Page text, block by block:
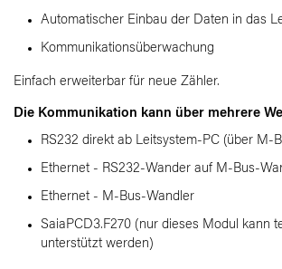
Automatischer Einbau der Daten in das
Kommunikationsüberwachung
Einfach erweiterbar für neue Zähler.
Die Kommunikation kann über mehrere
RS232 direkt ab Leitsystem-PC (über M-
Ethernet - RS232-Wander auf M-Bus-
Ethernet - M-Bus-Wandler
SaiaPCD3.F270 (nur dieses Modul kann
unterstützt werden)